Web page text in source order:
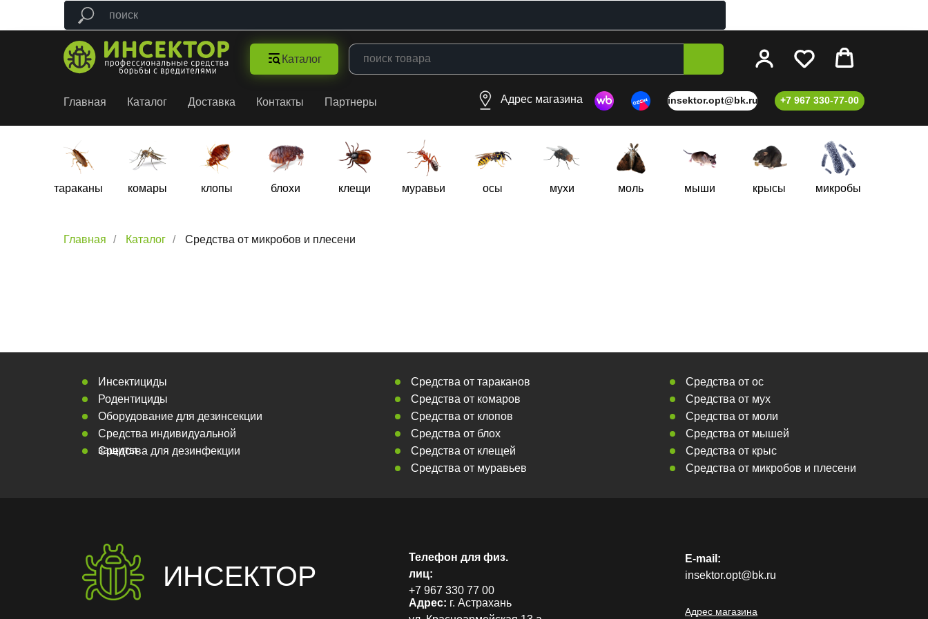
Каталог
Главная Каталог Доставка Контакты Партнеры +7 967 330-77-00
insektor.opt@bk.ru
Адрес магазина
микробы
крысы
мыши
моль
мухи
осы
муравьи
клещи
блохи
клопы
комары
тараканы
Главная / Каталог / Средства от микробов и плесени
ИНСЕКТОР
Телефон для физ.
лиц:
+7 967 330 77 00
Средства от микробов и плесени
Средства от крыс
Средства от мышей
Средства от моли
Средства от мух
Средства от ос
Адрес: г. Астрахань
E-mail:
insektor.opt@bk.ru
Адрес магазина
Средства от муравьев
Средства от клещей
Средства от блох
Средства от клопов
Средства от комаров
Средства от тараканов
Средства для дезинфекции
Средства индивидуальной
защиты
Оборудование для дезинсекции
Родентициды
Инсектициды